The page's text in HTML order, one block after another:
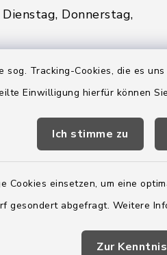
Tracking-Cookies, die es
Einwilligung hierfür können
Ich stimme zu
einsetzen, um eine
gesondert abgefragt. Weitere
Zur
Donnerstag,
am Donnerstag:
Uhr
179-0
boostedt-